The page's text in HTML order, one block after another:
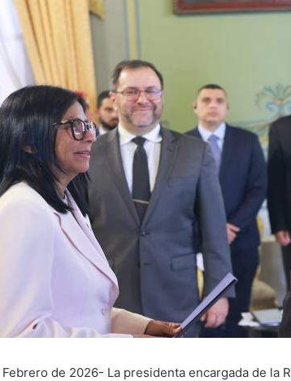
de 2026- La presidenta encargada de la